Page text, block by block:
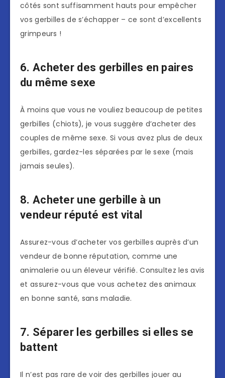
côtés sont suffisamment hauts pour empêcher
vos gerbilles de s’échapper – ce sont d’excellents
grimpeurs !
6. Acheter des gerbilles en paires
du même sexe
À moins que vous ne vouliez beaucoup de petites
gerbilles (chiots), je vous suggère d’acheter des
couples de même sexe. Si vous avez plus de deux
gerbilles, gardez-les séparées par le sexe (mais
jamais seules).
8. Acheter une gerbille à un
vendeur réputé est vital
Assurez-vous d’acheter vos gerbilles auprès d’un
vendeur de bonne réputation, comme une
animalerie ou un éleveur vérifié. Consultez les avis
et assurez-vous que vous achetez des animaux
en bonne santé, sans maladie.
7. Séparer les gerbilles si elles se
battent
Il n’est pas rare de voir des gerbilles jouer au